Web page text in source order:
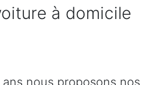
à domicile
nous proposons nos